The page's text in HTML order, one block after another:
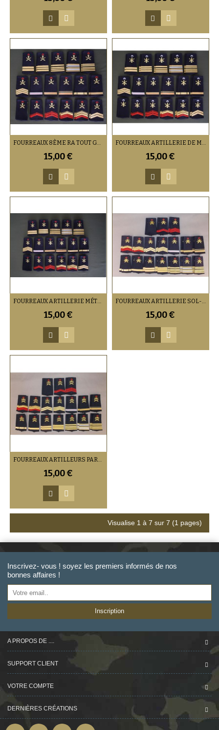
FOURREAUX 8ÈME RA TOUT GRADE
15,00 €
FOURREAUX ARTILLERIE DE MONTAGNE TOUT GRADE
15,00 €
FOURREAUX ARTILLERIE MÉTRO TOUT GRADE
15,00 €
FOURREAUX ARTILLERIE SOL-AIR TOUT GRADE
15,00 €
FOURREAUX ARTILLEURS PARACHUTISTES TOUT GRADE
15,00 €
Visualise 1 à 7 sur 7 (1 pages)
Inscrivez- vous ! soyez les premiers informés de nos
bonnes affaires !
Inscription
A PROPOS DE ....
SUPPORT CLIENT
VOTRE COMPTE
DERNIÈRES CRÉATIONS